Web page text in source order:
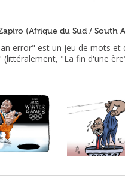
(Afrique du Sud / South
error" est un jeu de mots et
"La fin d'une